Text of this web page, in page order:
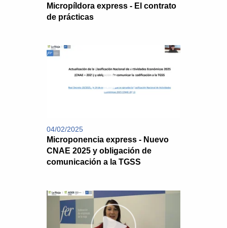
Micropíldora express - El contrato
de prácticas
04/02/2025
Microponencia express - Nuevo
CNAE 2025 y obligación de
comunicación a la TGSS